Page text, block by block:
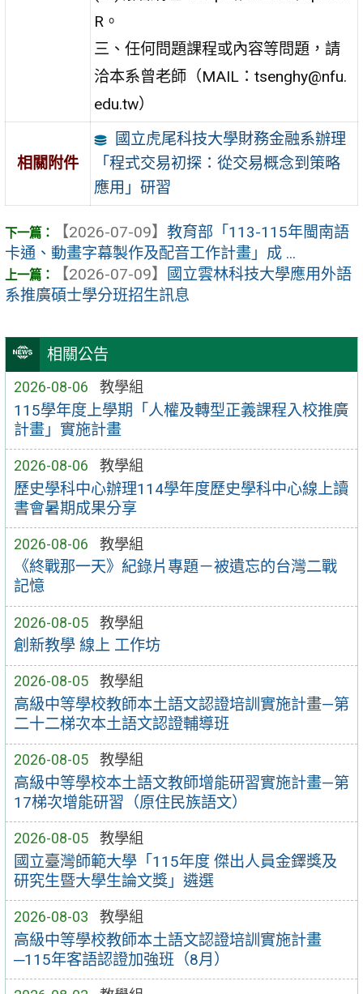
相關公告
2026-08-06 教學組
115學年度上學期「人權及轉型正義課程入校推廣
計畫」實施計畫
2026-08-06 教學組
歷史學科中心辦理114學年度歷史學科中心線上讀
書會暑期成果分享
2026-08-06 教學組
《終戰那一天》紀錄片專題－被遺忘的台灣二戰
記憶
2026-08-05 教學組
創新教學 線上 工作坊
2026-08-05 教學組
高級中等學校教師本土語文認證培訓實施計畫—第
二十二梯次本土語文認證輔導班
2026-08-05 教學組
高級中等學校本土語文教師增能研習實施計畫—第
17梯次增能研習（原住民族語文）
2026-08-05 教學組
國立臺灣師範大學「115年度 傑出人員金鐸獎及
研究生暨大學生論文獎」遴選
2026-08-03 教學組
高級中等學校教師本土語文認證培訓實施計畫
─115年客語認證加強班（8月）
R。
三、任何問題課程或內容等問題，請
洽本系曾老師（MAIL：tsenghy@nfu.
edu.tw）
相關附件
國立虎尾科技大學財務金融系辦理
「程式交易初探：從交易概念到策略
應用」研習
【2026-07-09】 教育部「113-115年閩南語
卡通、動畫字幕製作及配音工作計畫」成 ...
【2026-07-09】
國立雲林科技大學應用外語
系推廣碩士學分班招生訊息